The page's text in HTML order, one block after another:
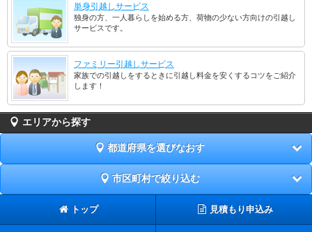
単身引越しサービス
独身の方、一人暮らしを始める方、荷物の少ない方向けの引越し
サービスです。
ファミリー引越しサービス
家族での引越しをするときに引越し料金を安くするコツをご紹介
します！
エリアから探す
都道府県を選びなおす
市区町村で絞り込む
トップ 見積もり申込み